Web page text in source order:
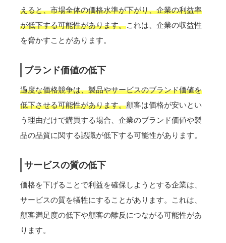
えると、市場全体の価格水準が下がり、企業の利益率
が低下する可能性があります。これは、企業の収益性
を脅かすことがあります。
ブランド価値の低下
過度な価格競争は、製品やサービスのブランド価値を
低下させる可能性があります。顧客は価格が安いとい
う理由だけで購買する場合、企業のブランド価値や製
品の品質に関する認識が低下する可能性があります。
サービスの質の低下
価格を下げることで利益を確保しようとする企業は、
サービスの質を犠牲にすることがあります。これは、
顧客満足度の低下や顧客の離反につながる可能性があ
ります。